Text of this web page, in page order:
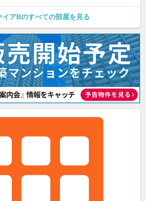
イアBのすべての部屋を見る